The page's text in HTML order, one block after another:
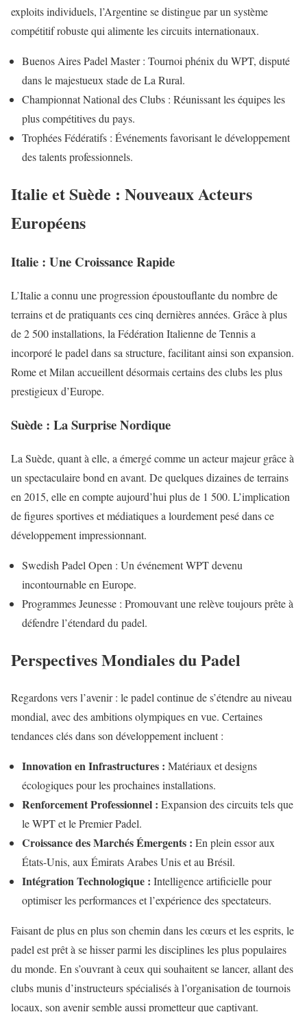
exploits individuels, l’Argentine se distingue par un système
compétitif robuste qui alimente les circuits internationaux.
Buenos Aires Padel Master : Tournoi phénix du WPT, disputé
dans le majestueux stade de La Rural.
Championnat National des Clubs : Réunissant les équipes les
plus compétitives du pays.
Trophées Fédératifs : Événements favorisant le développement
des talents professionnels.
Italie et Suède : Nouveaux Acteurs
Européens
Italie : Une Croissance Rapide
L’Italie a connu une progression époustouflante du nombre de
terrains et de pratiquants ces cinq dernières années. Grâce à plus
de 2 500 installations, la Fédération Italienne de Tennis a
incorporé le padel dans sa structure, facilitant ainsi son expansion.
Rome et Milan accueillent désormais certains des clubs les plus
prestigieux d’Europe.
Suède : La Surprise Nordique
La Suède, quant à elle, a émergé comme un acteur majeur grâce à
un spectaculaire bond en avant. De quelques dizaines de terrains
en 2015, elle en compte aujourd’hui plus de 1 500. L’implication
de figures sportives et médiatiques a lourdement pesé dans ce
développement impressionnant.
Swedish Padel Open : Un événement WPT devenu
incontournable en Europe.
Programmes Jeunesse : Promouvant une relève toujours prête à
défendre l’étendard du padel.
Perspectives Mondiales du Padel
Regardons vers l’avenir : le padel continue de s’étendre au niveau
mondial, avec des ambitions olympiques en vue. Certaines
tendances clés dans son développement incluent :
Innovation en Infrastructures : Matériaux et designs
écologiques pour les prochaines installations.
Renforcement Professionnel : Expansion des circuits tels que
le WPT et le Premier Padel.
Croissance des Marchés Émergents : En plein essor aux
États-Unis, aux Émirats Arabes Unis et au Brésil.
Intégration Technologique : Intelligence artificielle pour
optimiser les performances et l’expérience des spectateurs.
Faisant de plus en plus son chemin dans les cœurs et les esprits, le
padel est prêt à se hisser parmi les disciplines les plus populaires
du monde. En s’ouvrant à ceux qui souhaitent se lancer, allant des
clubs munis d’instructeurs spécialisés à l’organisation de tournois
locaux, son avenir semble aussi prometteur que captivant.